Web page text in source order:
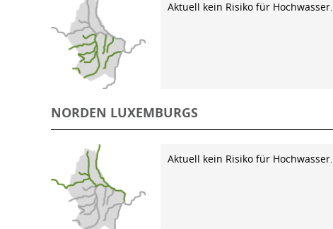
Aktuell kein Risiko für Hochwasser.
NORDEN LUXEMBURGS
Aktuell kein Risiko für Hochwasser.